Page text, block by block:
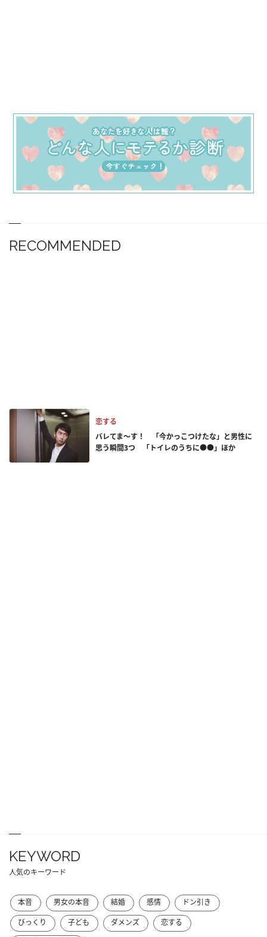
RECOMMENDED
恋する
バレてま～す！ 「今かっこつけたな」と男性に
思う瞬間3つ 「トイレのうちに●●」ほか
KEYWORD
人気のキーワード
本音 男女の本音 結婚 感情
ドン引き
びっくり
子ども ダメンズ
恋する